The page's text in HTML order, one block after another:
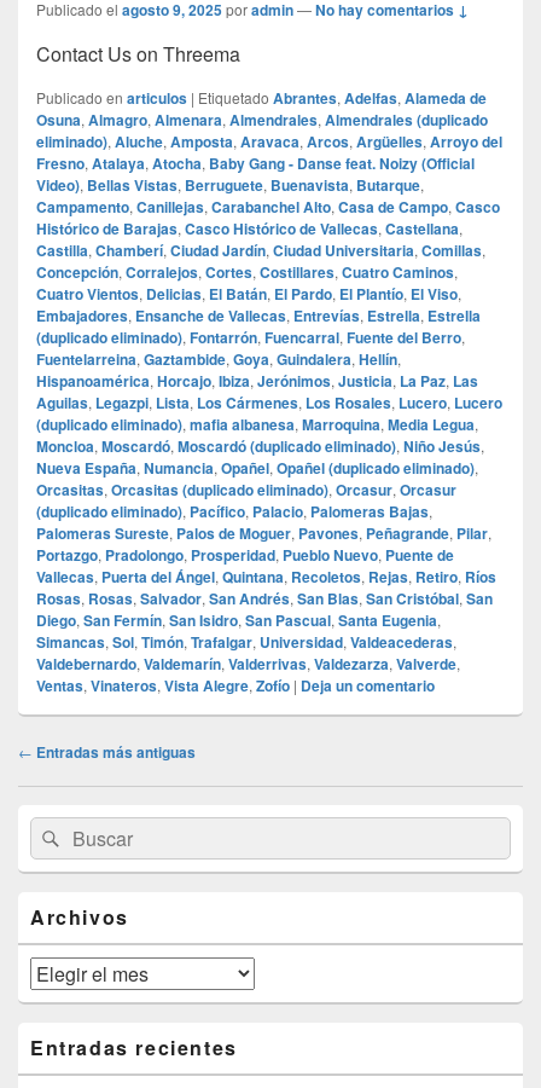
Publicado el agosto 9, 2025poradmin—No hay comentarios ↓
Contact Us on Threema
Publicado en articulos | Etiquetado Abrantes, Adelfas, Alameda de
Osuna, Almagro, Almenara, Almendrales, Almendrales (duplicado
eliminado), Aluche, Amposta, Aravaca, Arcos, Argüelles, Arroyo del
Fresno, Atalaya, Atocha, Baby Gang - Danse feat. Noizy (Official
Video), Bellas Vistas, Berruguete, Buenavista, Butarque,
Campamento, Canillejas, Carabanchel Alto, Casa de Campo, Casco
Histórico de Barajas, Casco Histórico de Vallecas, Castellana,
Castilla, Chamberí, Ciudad Jardín, Ciudad Universitaria, Comillas,
Concepción, Corralejos, Cortes, Costillares, Cuatro Caminos,
Cuatro Vientos, Delicias, El Batán, El Pardo, El Plantío, El Viso,
Embajadores, Ensanche de Vallecas, Entrevías, Estrella, Estrella
(duplicado eliminado), Fontarrón, Fuencarral, Fuente del Berro,
Fuentelarreina, Gaztambide, Goya, Guindalera, Hellín,
Hispanoamérica, Horcajo, Ibiza, Jerónimos, Justicia, La Paz, Las
Aguilas, Legazpi, Lista, Los Cármenes, Los Rosales, Lucero, Lucero
(duplicado eliminado), mafia albanesa, Marroquina, Media Legua,
Moncloa, Moscardó, Moscardó (duplicado eliminado), Niño Jesús,
Nueva España, Numancia, Opañel, Opañel (duplicado eliminado),
Orcasitas, Orcasitas (duplicado eliminado), Orcasur, Orcasur
(duplicado eliminado), Pacífico, Palacio, Palomeras Bajas,
Palomeras Sureste, Palos de Moguer, Pavones, Peñagrande, Pilar,
Portazgo, Pradolongo, Prosperidad, Pueblo Nuevo, Puente de
Vallecas, Puerta del Ángel, Quintana, Recoletos, Rejas, Retiro, Ríos
Rosas, Rosas, Salvador, San Andrés, San Blas, San Cristóbal, San
Diego, San Fermín, San Isidro, San Pascual, Santa Eugenia,
Simancas, Sol, Timón, Trafalgar, Universidad, Valdeacederas,
Valdebernardo, Valdemarín, Valderrivas, Valdezarza, Valverde,
Ventas, Vinateros, Vista Alegre, Zofío | Deja un comentario
Navegación
← Entradas más antiguas
área
de
widget
lateral
primaria
Buscar
por:
Buscar
Archivos
Archivos
Entradas recientes